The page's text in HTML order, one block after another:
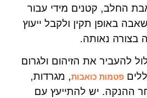
החלב, קטנים מידי עבור
באופן תקין ולקבל ייעוץ
בצורה נאותה.
להעביר את הזיהום ולגרום
פטמות כואבות, מגרדות,
ההנקה. יש להתייעץ עם